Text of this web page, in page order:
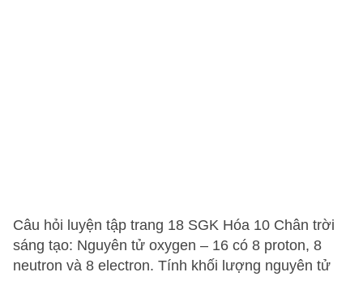
Câu hỏi luyện tập trang 18 SGK Hóa 10 Chân trời
sáng tạo: Nguyên tử oxygen – 16 có 8 proton, 8
neutron và 8 electron. Tính khối lượng nguyên tử